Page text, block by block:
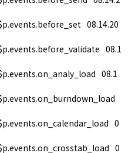
08.14.20
08.1
08.1
0
0